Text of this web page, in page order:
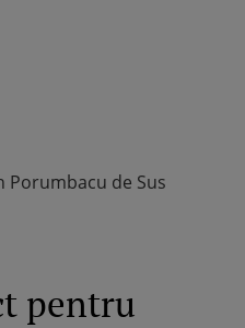
de Sus
pentru